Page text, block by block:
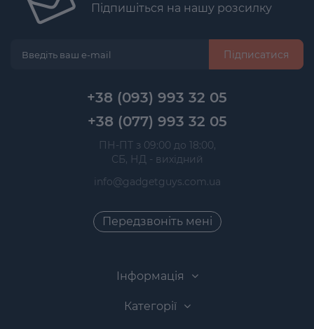
Підпишіться на нашу розсилку
Підписатися
+38 (093) 993 32 05
+38 (077) 993 32 05
ПН-ПТ з 09:00 до 18:00,
СБ, НД - вихідний
info@gadgetguys.com.ua
Передзвоніть мені
Інформація
Категорії